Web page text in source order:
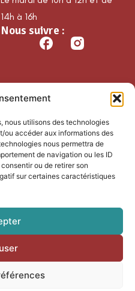
nous utilisons des technologies
ou accéder aux informations des
nous permettra de
de navigation ou les ID
ou de retirer son
sur certaines caractéristiques
14h à 16h
Nous suivre :
légales
site